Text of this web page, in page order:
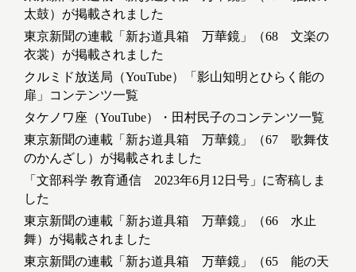
太鼓）が掲載されました
東京新聞の連載「新お道具箱 万華鏡」（68 文楽の
衣裳）が掲載されました
クルミド放送局（YouTube）「影山知明とひらく能の
扉」コンテンツ一覧
タケノワ座（YouTube）・田村民子のコンテンツ一覧
東京新聞の連載「新お道具箱 万華鏡」（67 歌舞伎
のかんざし）が掲載されました
「文部科学 教育通信 2023年6月12日号」に寄稿しま
した
東京新聞の連載「新お道具箱 万華鏡」（66 水止
舞）が掲載されました
東京新聞の連載「新お道具箱 万華鏡」（65 能の天